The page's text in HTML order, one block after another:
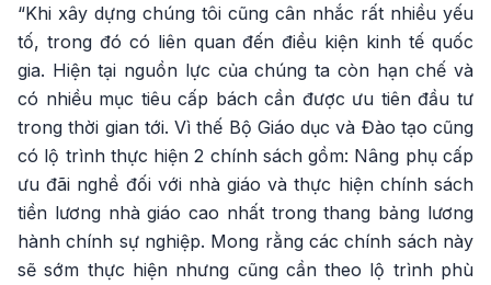
“Khi xây dựng chúng tôi cũng cân nhắc rất nhiều yếu
tố, trong đó có liên quan đến điều kiện kinh tế quốc
gia. Hiện tại nguồn lực của chúng ta còn hạn chế và
có nhiều mục tiêu cấp bách cần được ưu tiên đầu tư
trong thời gian tới. Vì thế Bộ Giáo dục và Đào tạo cũng
có lộ trình thực hiện 2 chính sách gồm: Nâng phụ cấp
ưu đãi nghề đối với nhà giáo và thực hiện chính sách
tiền lương nhà giáo cao nhất trong thang bảng lương
hành chính sự nghiệp. Mong rằng các chính sách này
sẽ sớm thực hiện nhưng cũng cần theo lộ trình phù